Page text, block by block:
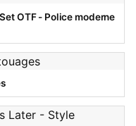
OTF - Police moderne